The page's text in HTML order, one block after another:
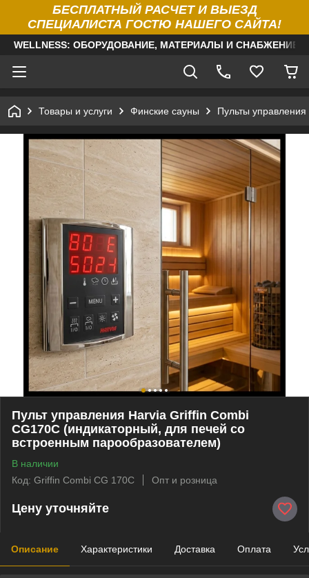
БЕСПЛАТНЫЙ РАСЧЕТ И ВЫЕЗД
СПЕЦИАЛИСТА ГОСТЮ НАШЕГО САЙТА!
WELLNESS: ОБОРУДОВАНИЕ, МАТЕРИАЛЫ И
Товары и услуги Финские сауны Пульты управления
Пульт управления Harvia Griffin Combi
CG170C (индикаторный, для печей со
встроенным парообразователем)
В наличии
Код: Griffin Combi CG 170C
Опт и розница
Цену уточняйте
Описание Характеристики Доставка Оплата